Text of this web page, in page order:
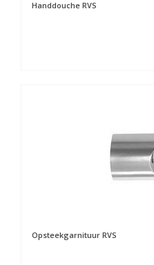
Handdouche RVS
Opsteekgarnituur RVS